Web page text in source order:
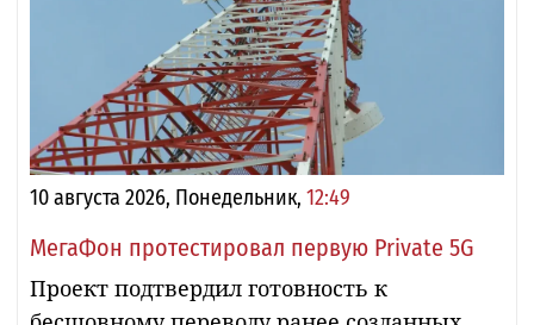
10 августа 2026, Понедельник, 12:49
МегаФон протестировал первую Private 5G
Проект подтвердил готовность к